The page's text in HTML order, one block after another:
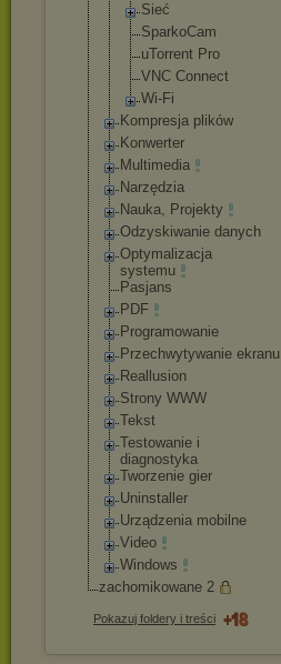
Sieć
SparkoCam
uTorrent Pro
VNC Connect
Wi-Fi
Kompresja plików
Konwerter
Multimedia
Narzędzia
Nauka, Projekty
Odzyskiwanie danych
Optymalizacja
systemu
Pasjans
PDF
Programowanie
Przechwytywanie ekranu
Reallusion
Strony WWW
Tekst
Testowanie i
diagnostyka
Tworzenie gier
Uninstaller
Urządzenia mobilne
Video
Windows
zachomikowane 2
Pokazuj foldery i treści